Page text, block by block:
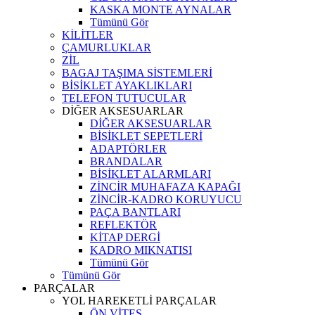
KASKA MONTE AYNALAR
Tümünü Gör
KİLİTLER
ÇAMURLUKLAR
ZİL
BAGAJ TAŞIMA SİSTEMLERİ
BİSİKLET AYAKLIKLARI
TELEFON TUTUCULAR
DİĞER AKSESUARLAR
DİĞER AKSESUARLAR
BİSİKLET SEPETLERİ
ADAPTÖRLER
BRANDALAR
BİSİKLET ALARMLARI
ZİNCİR MUHAFAZA KAPAĞI
ZİNCİR-KADRO KORUYUCU
PAÇA BANTLARI
REFLEKTÖR
KİTAP DERGİ
KADRO MIKNATISI
Tümünü Gör
Tümünü Gör
PARÇALAR
YOL HAREKETLİ PARÇALAR